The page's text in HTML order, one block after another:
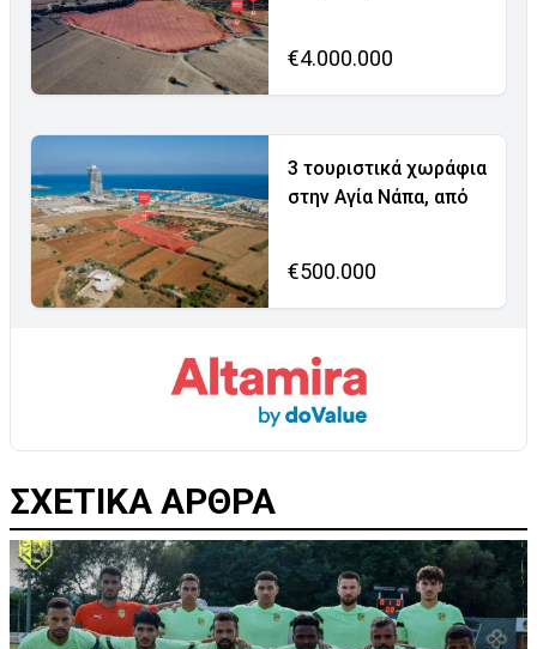
€4.000.000
3 τουριστικά χωράφια
στην Αγία Νάπα, από
€500.000
ΣΧΕΤΙΚΑ ΑΡΘΡΑ